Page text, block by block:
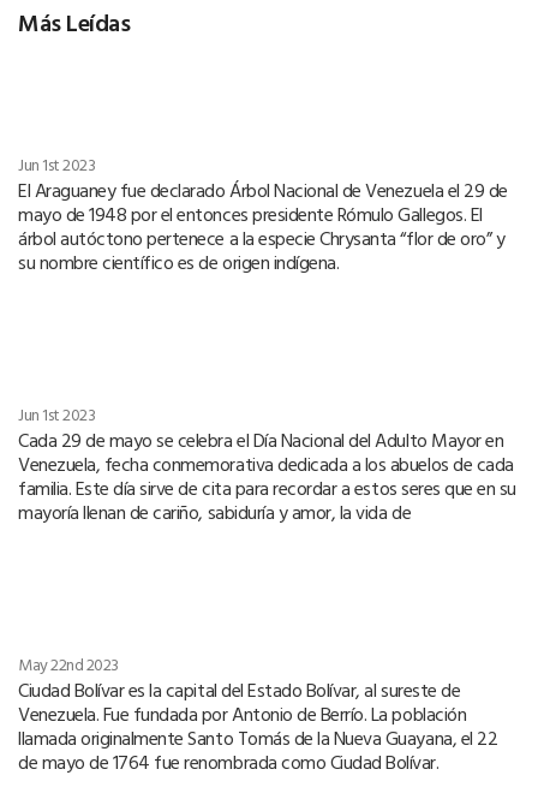
Más Leídas
Jun 1st 2023
El Araguaney fue declarado Árbol Nacional de Venezuela el 29 de
mayo de 1948 por el entonces presidente Rómulo Gallegos. El
árbol autóctono pertenece a la especie Chrysanta “flor de oro” y
su nombre científico es de origen indígena.
Jun 1st 2023
Cada 29 de mayo se celebra el Día Nacional del Adulto Mayor en
Venezuela, fecha conmemorativa dedicada a los abuelos de cada
familia. Este día sirve de cita para recordar a estos seres que en su
mayoría llenan de cariño, sabiduría y amor, la vida de
May 22nd 2023
Ciudad Bolívar es la capital del Estado Bolívar, al sureste de
Venezuela. Fue fundada por Antonio de Berrío. La población
llamada originalmente Santo Tomás de la Nueva Guayana, el 22
de mayo de 1764 fue renombrada como Ciudad Bolívar.